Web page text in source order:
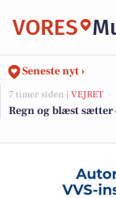
VORES
Seneste nyt ›
7 timer siden | VEJRET
Regn og blæst sætter